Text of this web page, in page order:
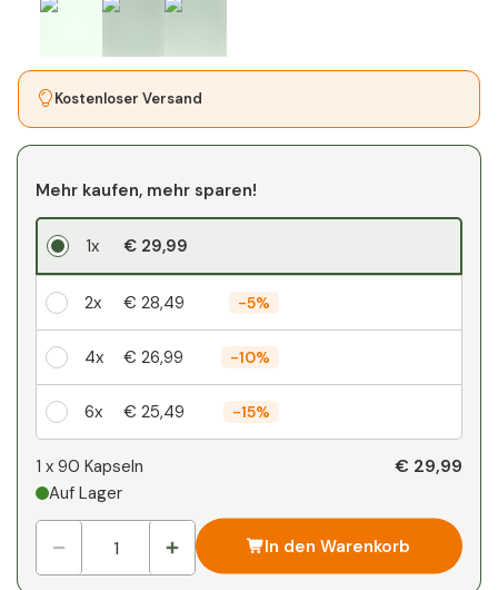
Kostenloser Versand
Mehr kaufen, mehr sparen!
1x € 29,99
2x € 28,49 -5%
4x € 26,99 -10%
6x € 25,49 -15%
1x
1 x 90 Kapseln
Auf Lager
€ 29,99
In den Warenkorb